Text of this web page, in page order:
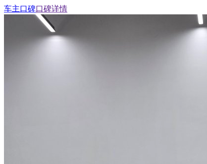
车主口碑口碑详情